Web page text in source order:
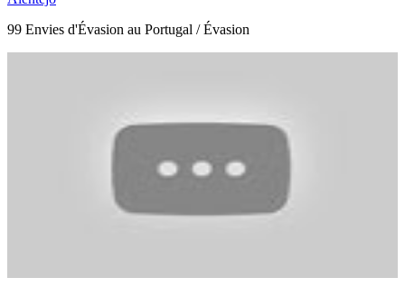
99 Envies d'Évasion au Portugal / Évasion